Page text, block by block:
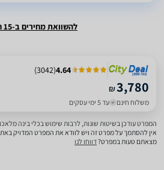
להשוואת מחירים ב-15 חנויות
4.64
(
3042
)
₪3,780
משלוח חינם עד 5 ימי עסקים
המפרט עודכן בשיטות שונות, לרבות שימוש בכלי בינה
אין להסתמך על מפרט זה ויש לוודא את המפרט המדויק
מצאתם טעות במפרט?דווחו לנו